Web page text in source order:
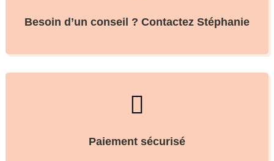
Besoin d’un conseil ? Contactez Stéphanie

Paiement sécurisé